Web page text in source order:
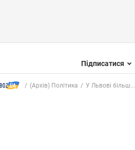
Підписатися
(Архів) Політика У Львові більш...